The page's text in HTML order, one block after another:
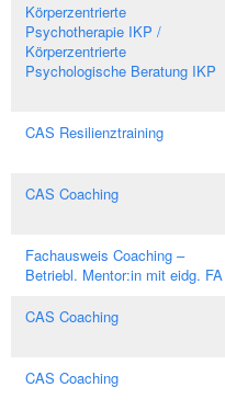
Körperzentrierte
Psychotherapie IKP /
Körperzentrierte
Psychologische Beratung IKP
CAS Resilienztraining
CAS Coaching
Fachausweis Coaching –
Betriebl. Mentor:in mit eidg. FA
CAS Coaching
CAS Coaching